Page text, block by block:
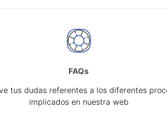
FAQs
tus dudas referentes a los diferentes
implicados en nuestra web